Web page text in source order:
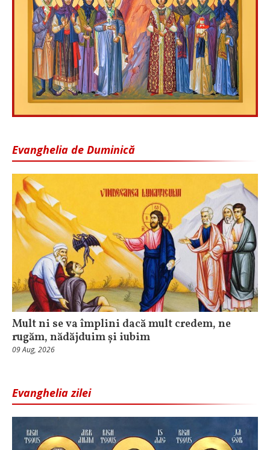
Evanghelia de Duminică
Mult ni se va împlini dacă mult credem, ne
rugăm, nădăjduim și iubim
09 Aug, 2026
Evanghelia zilei